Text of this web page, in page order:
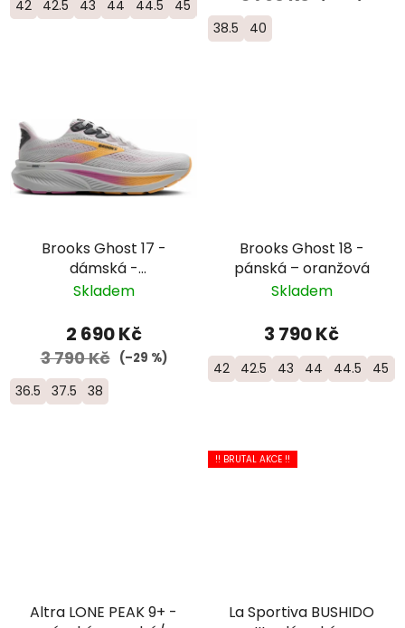
42 42.5 43 44 44.5 45 46 46.5
38.5 40
Brooks Ghost 17 -
dámská -
šedorůžová/oranžová
Skladem
2 690 Kč
3 790 Kč (–29 %)
36.5 37.5 38
Brooks Ghost 18 -
pánská – oranžová
Skladem
3 790 Kč
42 42.5 43 44 44.5 45
Altra LONE PEAK 9+ -
!! BRUTAL AKCE !!
La Sportiva BUSHIDO